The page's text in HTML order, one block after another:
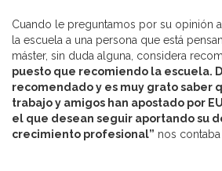
Cuando le preguntamos por su opinión
la escuela a una persona que está
máster, sin duda alguna, considera
puesto que recomiendo la escuela.
recomendado y es muy grato saber
trabajo y amigos han apostado por
el que desean seguir aportando su
crecimiento profesional” nos contaba